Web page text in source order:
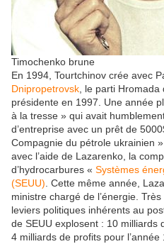
Timochenko brune
En 1994, Tourtchinov crée avec
Dnipropetrovsk , le parti
présidente en 1997. Une année
à la tresse » qui avait
d’entreprise avec un prêt de
Compagnie du pétrole ukrainien
avec l’aide de Lazarenko, la
d’hydrocarbures « Systèmes
(SEUU) . Cette même année,
ministre chargé de l’énergie.
leviers politiques inhérents au
de SEUU explosent : 10 milliards
4 milliards de profits pour